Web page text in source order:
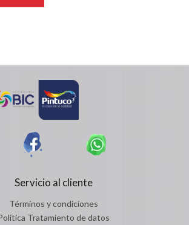
Servicio al cliente
Términos y condiciones
Tratamiento de datos